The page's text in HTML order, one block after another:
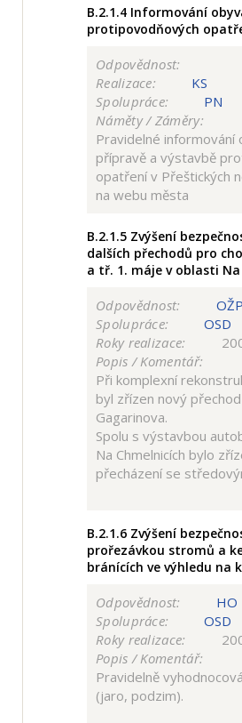
B.2.1.4 Informování
protipovodňových
Odpovědnost:
Realizace:
KS
Spolupráce:
PN
Náměty / Záměry:
Pravidelné informování
přípravě a výstavbě
opatření v Přeštických
na webu města
B.2.1.5 Zvýšení
dalších přechodů pro
a tř. 1. máje v oblasti
Odpovědnost:
OŽP
Spolupráce:
OSD
Roky realizace:
Popis / Komentář:
Při komplexní
byl zřízen nový
Gagarinova.
Spolu s výstavbou
Na Chmelnicích bylo
přecházení se
B.2.1.6 Zvýšení
prořezávkou stromů a
bránících ve výhledu na
Odpovědnost:
HO
Spolupráce:
OSD
Roky realizace:
Popis / Komentář:
Pravidelně
(jaro, podzim).